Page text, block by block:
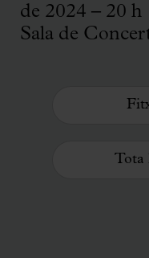
de 2024 – 20 h
Sala de
Tota